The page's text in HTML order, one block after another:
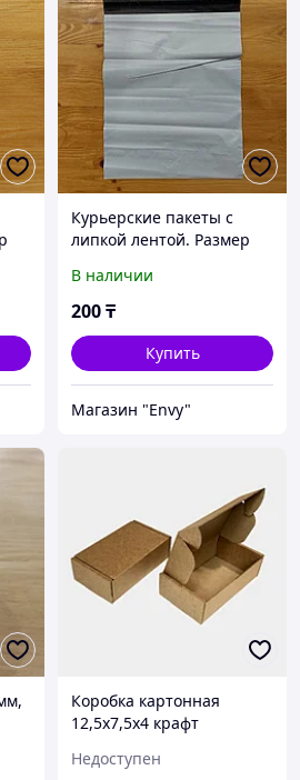
Курьерские пакеты с
липкой лентой. Размер
Отправка. Доставка.
В наличии
200₸
Купить
Магазин "Envy"
Коробка картонная
12,5х7,5х4 крафт
Недоступен